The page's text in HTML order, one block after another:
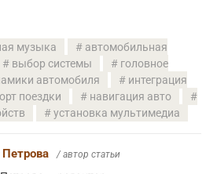
музыка
автомобильная
выбор системы
головное
автомобиля
интеграция
поездки
навигация авто
установка мультимедиа
Петрова / автор статьи